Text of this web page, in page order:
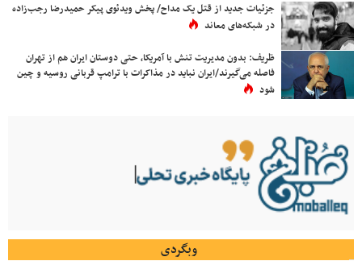
جزئیات جدید از قتل یک مداح/ پخش ویدئوی پیکر حمیدرضا رجب‌زاده
در شبکه‌های معاند
ظریف: بدون مدیریت تنش با آمریکا، حتی دوستان ایران هم از تهران
فاصله می‌گیرند/ایران نباید در مذاکرات با ترامپ قربانی روسیه و چین
شود
وبگردی